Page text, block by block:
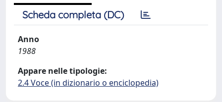
Scheda completa (DC)
Anno
1988
Appare nelle tipologie:
2.4 Voce (in dizionario o enciclopedia)